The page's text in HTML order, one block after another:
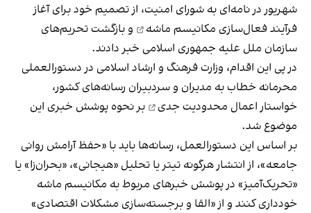
شهریور در نامه‌ای به شورای امنیت، از تصمیم خود برای آغاز
فرآیندفعال‌سازی مکانیسم ماشه
و بازگشت تحریم‌های
سازمان ملل علیه جمهوری اسلامی خبر دادند.
در پی این اقدام، وزارت فرهنگ و ارشاد اسلامی در دستورالعملی
محرمانه خطاب به مدیران و سردبیران رسانه‌های کشور،
خواستار اعمال محدودیت جدی
بر نحوه پوشش خبری این
موضوع شد.
بر اساس این دستورالعمل، رسانه‌ها باید با «حفظ آرامش روانی
جامعه»، از انتشار هرگونه تیتر یا تحلیل «هیجانی»، «بحران‌زا» یا
«تحریک‌آمیز» در پوشش خبرهای مربوط به مکانیسم ماشه
خودداری کنند و از «القا و برجسته‌سازی مشکلات اقتصادی»